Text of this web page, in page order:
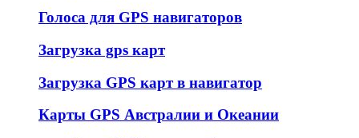
Голоса для GPS навигаторов
Загрузка gps карт
Загрузка GPS карт в навигатор
Карты GPS Австралии и Океании